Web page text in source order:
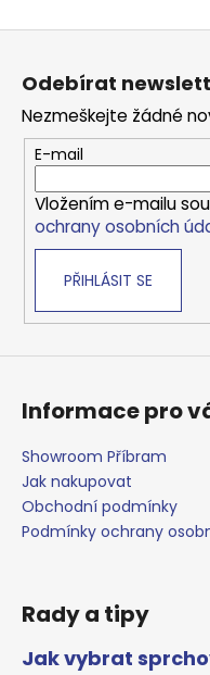
Odebírat
Nezmeškejte žádné
E-mail
Vložením e-mailu
ochrany osobních
PŘIHLÁSIT SE
Informace pro
Showroom Příbram
Jak nakupovat
Obchodní podmínky
Podmínky ochrany
Rady a tipy
Jak vybrat